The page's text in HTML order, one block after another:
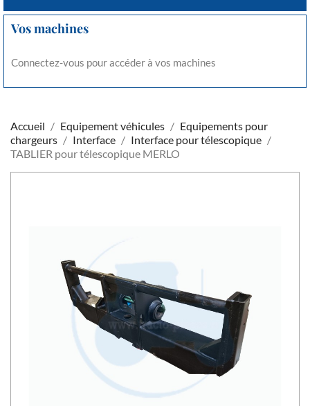
Vos machines
Connectez-vous pour accéder à vos machines
Accueil Equipement véhicules
Equipements pour
chargeurs
Interface
Interface pour télescopique
TABLIER pour télescopique MERLO